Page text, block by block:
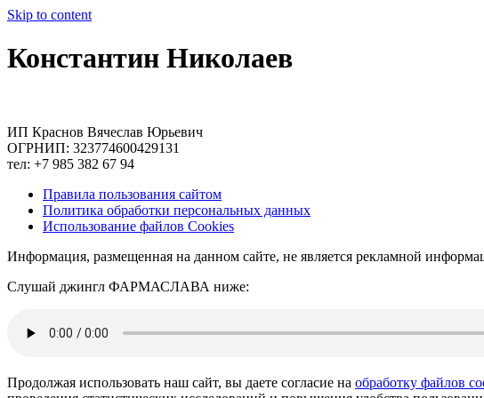
Skip to content
Константин Николаев
ИП Краснов Вячеслав Юрьевич
ОГРНИП: 323774600429131
тел: +7 985 382 67 94
Правила пользования сайтом
Политика обработки персональных данных
Использование файлов Cookies
Информация, размещенная на данном сайте, не является рекламной
Слушай джингл ФАРМАСЛАВА ниже:
Продолжая использовать наш сайт, вы даете согласие на обработку файлов